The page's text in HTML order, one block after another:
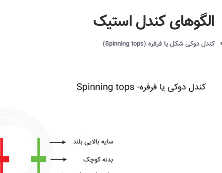
الگوهای کندل استیک
کندل دوکی شکل یا فرفره (Spinning tops
)